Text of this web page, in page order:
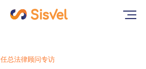
总法律顾问专访